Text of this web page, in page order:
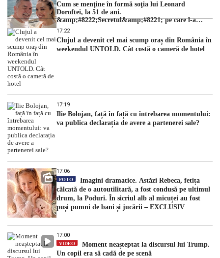
Cum se menţine în formă soţia lui Leonard
Doroftei, la 51 de ani.
&amp;#8222;Secretul&amp;#8221; pe care l-a
dezvăluit
17:22
Clujul a devenit cel mai scump oraș din România în
weekendul UNTOLD. Cât costă o cameră de hotel
17:19
Ilie Bolojan, față în față cu întrebarea momentului:
va publica declarația de avere a partenerei sale?
17:06
FOTO
Imagini dramatice. Astăzi Rebeca, fetița
călcată de o autoutilitară, a fost condusă pe ultimul
drum, la Poduri. În sicriul alb al micuței au fost
puși pumni de bani și jucării – EXCLUSIV
17:00
VIDEO
Moment neașteptat la discursul lui Trump.
Un copil era să cadă de pe scenă